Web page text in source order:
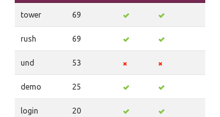
tower 69
rush 69
und 53
demo 25
login 20